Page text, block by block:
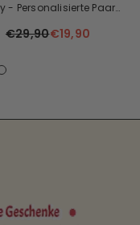
Mit LED-Nachtlicht
€39,90€34,90